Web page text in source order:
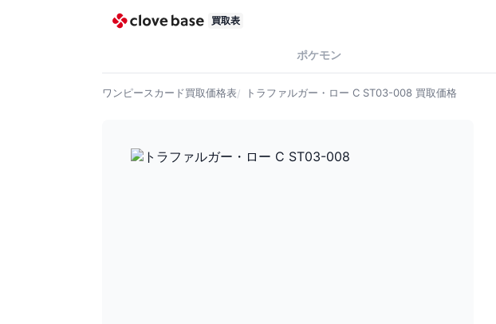
買取表
ポケモン
ワンピースカード買取価格表 トラファルガー・ロー C ST03-008 買取価格